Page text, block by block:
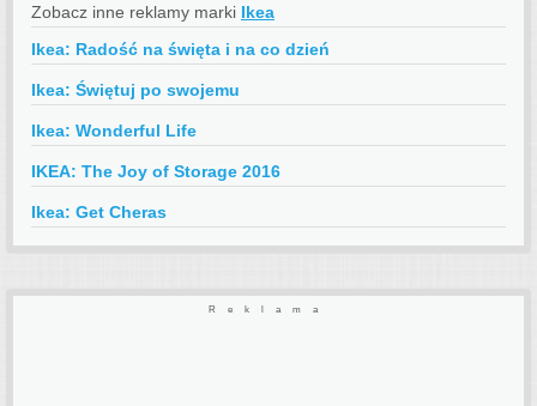
Zobacz inne reklamy marki Ikea
Ikea: Radość na święta i na co dzień
Ikea: Świętuj po swojemu
Ikea: Wonderful Life
IKEA: The Joy of Storage 2016
Ikea: Get Cheras
Reklama